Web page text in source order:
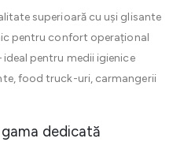
superioară cu uși glisante
pentru confort operațional
ideal pentru medii igienice
food truck-uri, carmangerii
dedicată